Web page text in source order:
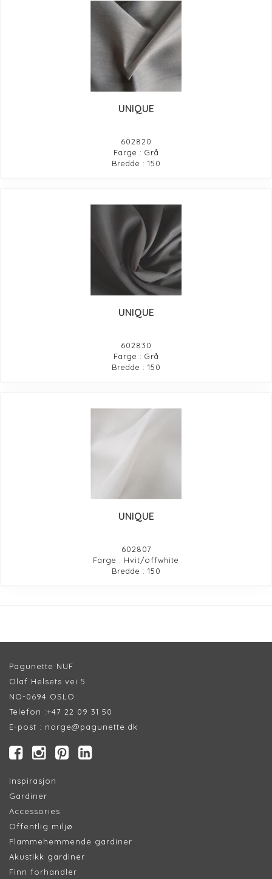
UNIQUE
602820
Farge : Grå
Bredde : 150
UNIQUE
602830
Farge : Grå
Bredde : 150
UNIQUE
602807
Farge : Hvit/offwhite
Bredde : 150
Pagunette NUF
Olaf Helsets vei 5
NO-0694 OSLO
Telefon :+47 22 09 31 50
E-post : norge@pagunette.dk
Inspirasjon
Gardiner
Accessories
Offentlig miljø
Flammehemmende gardiner
Akustikk gardiner
Finn forhandler